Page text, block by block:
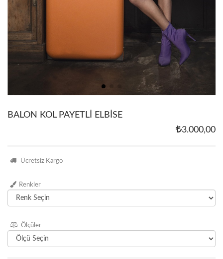
BALON KOL PAYETLİ ELBİSE
3.000,00
Ücretsiz Kargo
Renkler
Ölçüler